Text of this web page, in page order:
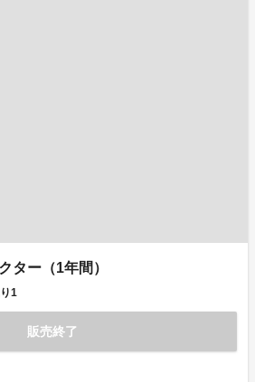
ター（1年間）
1
販売終了